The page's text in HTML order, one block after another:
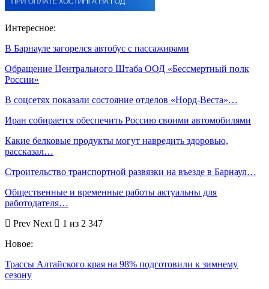
Интересное:
В Барнауле загорелся автобус с пассажирами
Обращение Центрального Штаба ООД «Бессмертный полк
России»
В соцсетях показали состояние отделов «Норд-Веста»…
Иран собирается обеспечить Россию своими автомобилями
Какие белковые продукты могут навредить здоровью,
рассказал…
Строительство транспортной развязки на въезде в Барнаул…
Общественные и временные работы актуальны для
работодателя…
Prev Next
1 из 2 347
Новое:
Трассы Алтайского края на 98% подготовили к зимнему
сезону